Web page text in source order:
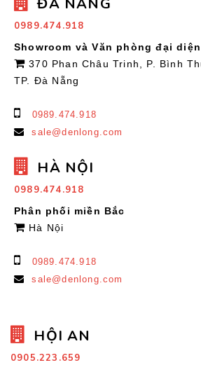
ĐÀ NẴNG
0989.474.918
Showroom và Văn phòng đại
370 Phan Châu Trinh, P. Bình
TP. Đà Nẵng
0989.474.918
sale@denlong.com
HÀ NỘI
0989.474.918
Phân phối miền Bắc
Hà Nội
0989.474.918
sale@denlong.com
HỘI AN
0905.223.659